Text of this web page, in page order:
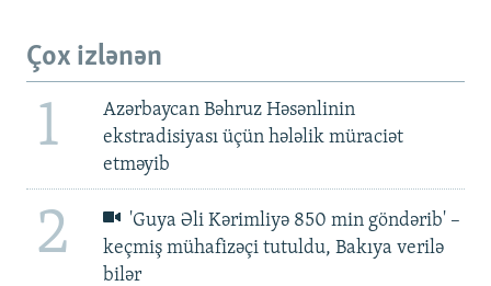
Çox izlənən
1
Azərbaycan Bəhruz Həsənlinin
ekstradisiyası üçün hələlik müraciət
etməyib
2
'Guya Əli Kərimliyə 850 min göndərib' –
keçmiş mühafizəçi tutuldu, Bakıya verilə
bilər